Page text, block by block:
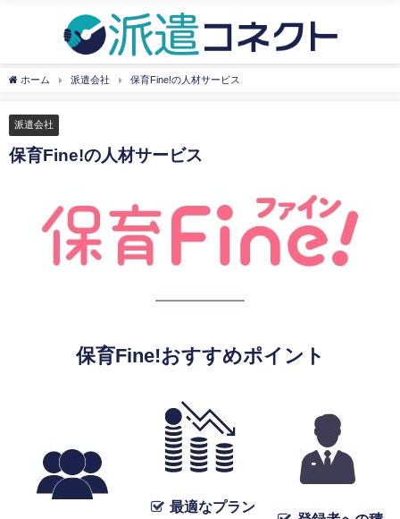
ホーム 派遣会社 保育Fine!の人材サービス
派遣会社
保育Fine!の人材サービス
保育Fine!おすすめポイント
最適なプラン